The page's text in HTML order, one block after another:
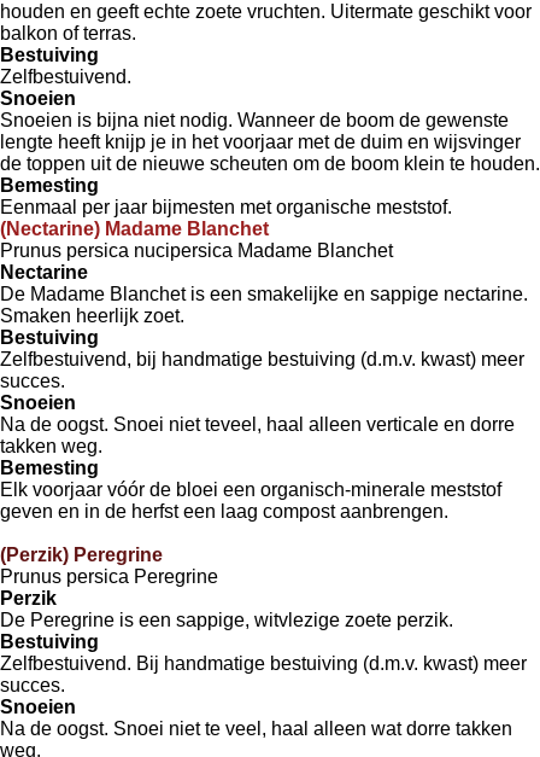
houden en geeft echte zoete vruchten. Uitermate geschikt voor
balkon of terras.
Bestuiving
Zelfbestuivend.
Snoeien
Snoeien is bijna niet nodig. Wanneer de boom de gewenste
lengte heeft knijp je in het voorjaar met de duim en wijsvinger
de toppen uit de nieuwe scheuten om de boom klein te houden.
Bemesting
Eenmaal per jaar bijmesten met organische meststof.
(Nectarine) Madame Blanchet
Prunus persica nucipersica Madame Blanchet
Nectarine
De Madame Blanchet is een smakelijke en sappige nectarine.
Smaken heerlijk zoet.
Bestuiving
Zelfbestuivend, bij handmatige bestuiving (d.m.v. kwast) meer
succes.
Snoeien
Na de oogst. Snoei niet teveel, haal alleen verticale en dorre
takken weg.
Bemesting
Elk voorjaar vóór de bloei een organisch-minerale meststof
geven en in de herfst een laag compost aanbrengen.
(Perzik) Peregrine
Prunus persica Peregrine
Perzik
De Peregrine is een sappige, witvlezige zoete perzik.
Bestuiving
Zelfbestuivend. Bij handmatige bestuiving (d.m.v. kwast) meer
succes.
Snoeien
Na de oogst. Snoei niet te veel, haal alleen wat dorre takken
weg.